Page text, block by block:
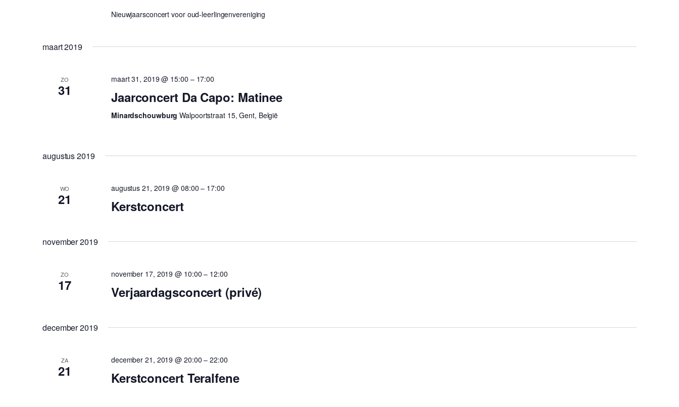
Nieuwjaarsconcert voor oud-leerlingenvereniging
maart 2019
ZO
31
maart 31, 2019 @ 15:00 – 17:00
Jaarconcert Da Capo: Matinee
MinardschouwburgWalpoortstraat 15, Gent, België
augustus 2019
WO
21
augustus 21, 2019 @ 08:00 – 17:00
Kerstconcert
november 2019
ZO
17
november 17, 2019 @ 10:00 – 12:00
Verjaardagsconcert (privé)
december 2019
ZA
21
december 21, 2019 @ 20:00 –22:00
Kerstconcert Teralfene